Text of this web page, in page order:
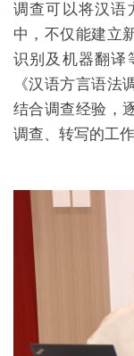
调查可以将汉语
中，不仅能建立
识别及机器翻译
《汉语方言语法
结合调查经验，
调查、转写的工作